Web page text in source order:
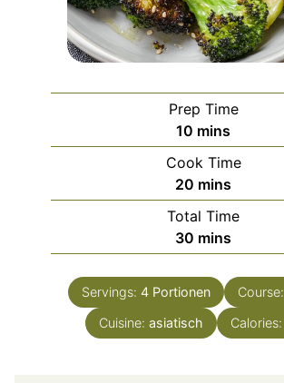
Prep Time
10 minutes
mins
Cook Time
20 minutes
mins
Total Time
30 minutes
mins
Servings: 4 Portionen Course:
Cuisine: asiatisch Calories: